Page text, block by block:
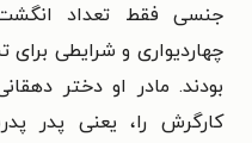
جنسی فقط تعداد
چهاردیواری و شرایطی
بودند. مادر او دختر
کارگرش را، یعنی پدر